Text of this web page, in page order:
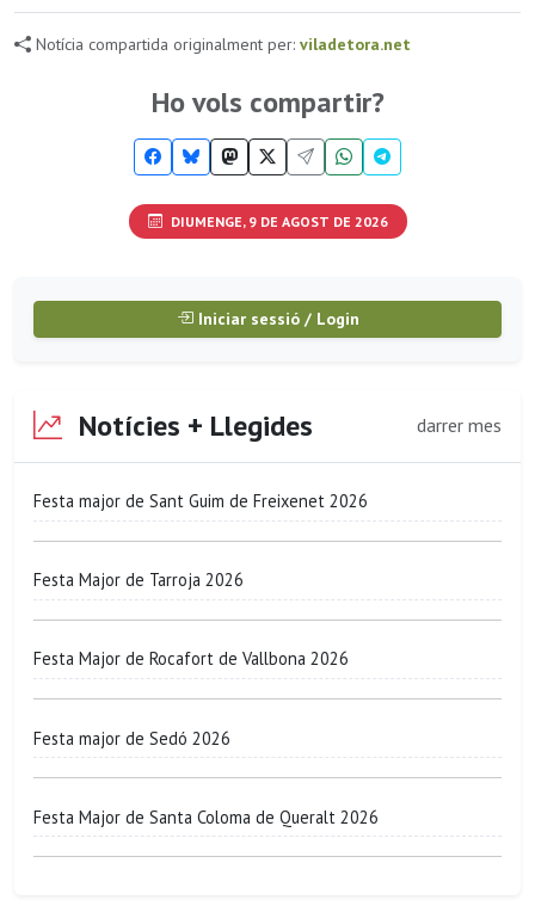
Notícia compartida originalment per: viladetora.net
Ho vols compartir?
DIUMENGE, 9 DE AGOST DE 2026
Iniciar sessió / Login
Notícies + Llegides darrer mes
Festa major de Sant Guim de Freixenet 2026
Festa Major de Tarroja 2026
Festa Major de Rocafort de Vallbona 2026
Festa major de Sedó 2026
Festa Major de Santa Coloma de Queralt 2026